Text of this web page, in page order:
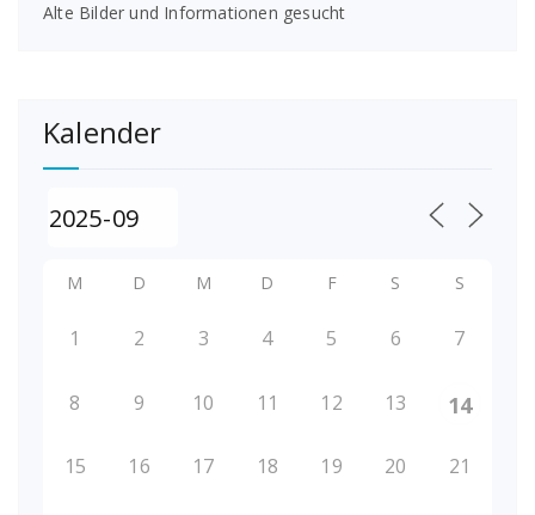
Alte Bilder und Informationen gesucht
Kalender
M D M D F S S
1 2 3 4 5 6 7
8 9 10 11 12 13 14
15 16 17 18 19 20 21